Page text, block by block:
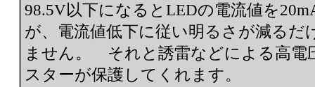
98.5V以下になるとLEDの電流値を
が、電流値低下に従い明るさが減るだ
ません。 それと誘雷などによる高電
スターが保護してくれます。